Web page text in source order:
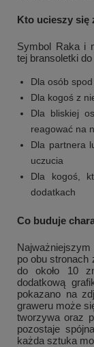
Kto ucieszy się
Symbol Raka i
tej bransoletki
Dla osób
Dla kogoś z
Dla bliskiej
reagować na
Dla partnera
uczucia
Dla kogoś,
dodatkach
Co buduje
po obu stronach
do około 10
dodatkową
pokazano na
graweru może
tworzywa oraz
pozostaje
każda sztuka